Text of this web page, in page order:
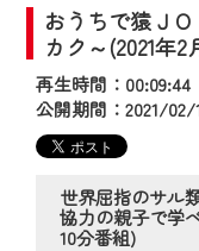
おうちで猿Ｊ
カク～(2021年2
再生時間：
公開期間：2021/02/
世界屈指のサル
協力の親子で学
10分番組)
【変更点】
◆デザイン変
の動画コンテ
◆当社アプリ
でも・どこで
CCNetサービ
番組をご視聴